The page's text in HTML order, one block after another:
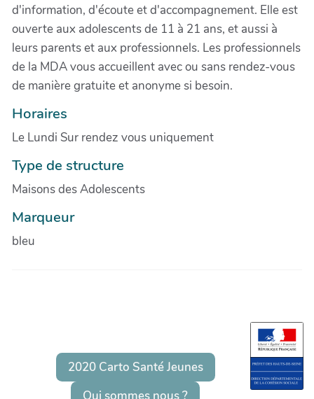
d'information, d'écoute et d'accompagnement. Elle est
ouverte aux adolescents de 11 à 21 ans, et aussi à
leurs parents et aux professionnels. Les professionnels
de la MDA vous accueillent avec ou sans rendez-vous
de manière gratuite et anonyme si besoin.
Horaires
Le Lundi Sur rendez vous uniquement
Type de structure
Maisons des Adolescents
Marqueur
bleu
2020 Carto Santé Jeunes